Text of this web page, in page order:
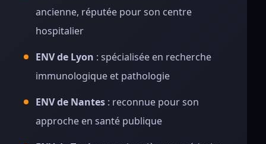
ancienne, réputée pour son centre
hospitalier
ENV de Lyon : spécialisée en recherche
immunologique et pathologie
ENV de Nantes : reconnue pour son
approche en santé publique